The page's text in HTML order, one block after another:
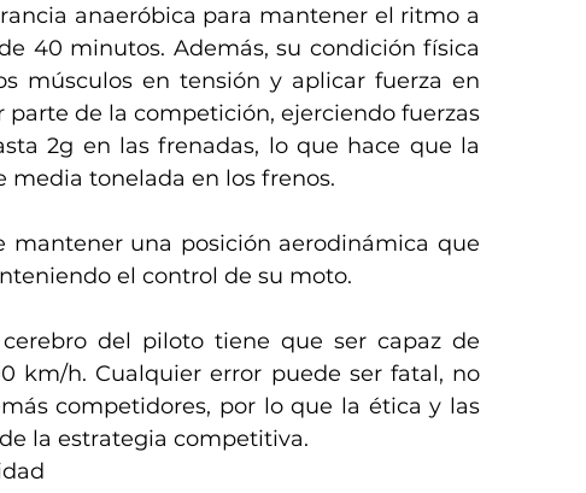
anaeróbica para mantener el ritmo a
40 minutos. Además, su condición física
músculos en tensión y aplicar fuerza en
de la competición, ejerciendo fuerzas
2g en las frenadas, lo que hace que la
tonelada en los frenos.
mantener una posición aerodinámica que
el control de su moto.
del piloto tiene que ser capaz de
km/h. Cualquier error puede ser fatal, no
competidores, por lo que la ética y las
la estrategia competitiva.